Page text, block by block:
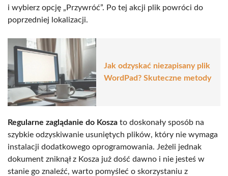
i wybierz opcję „Przywróć”. Po tej akcji plik powróci do
poprzedniej lokalizacji.
Jak odzyskać niezapisany plik
WordPad? Skuteczne metody
Regularne zaglądanie do Kosza to doskonały sposób na
szybkie odzyskiwanie usuniętych plików, który nie wymaga
instalacji dodatkowego oprogramowania. Jeżeli jednak
dokument zniknął z Kosza już dość dawno i nie jesteś w
stanie go znaleźć, warto pomyśleć o skorzystaniu z